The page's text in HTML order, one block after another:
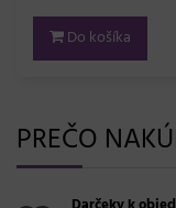
Do košíka
PREČO